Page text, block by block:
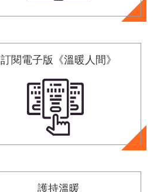
訂閱電子版《溫暖人間》
護持溫暖